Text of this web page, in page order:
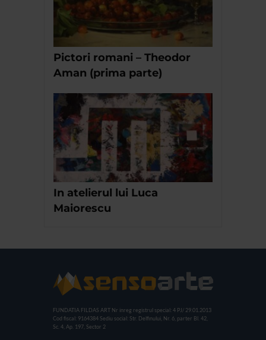
Pictori romani – Theodor
Aman (prima parte)
In atelierul lui Luca
Maiorescu
FUNDATIA FILDAS ART Nr inreg registrul special: 4 PJ/ 29.01.2013
Cod fiscal: 9164384 Sediu social: Str. Delfinului, Nr. 6, parter Bl. 42,
Sc. 4, Ap. 197, Sector 2